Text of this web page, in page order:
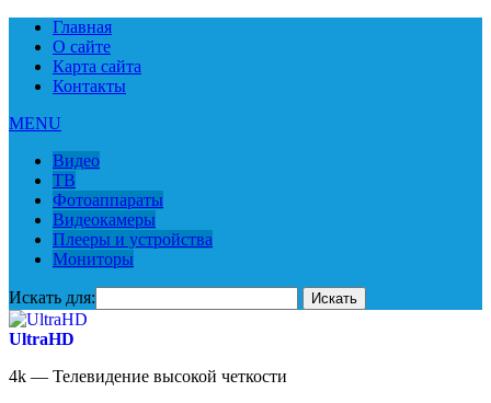
Главная
О сайте
Карта сайта
Контакты
MENU
Видео
ТВ
Фотоаппараты
Видеокамеры
Плееры и устройства
Мониторы
Искать для:
UltraHD
4k — Телевидение высокой четкости